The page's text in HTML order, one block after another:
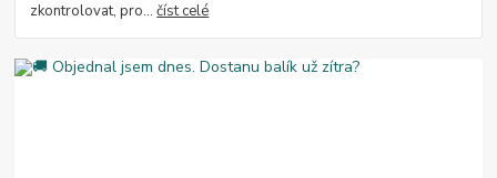
zkontrolovat, pro...číst celé